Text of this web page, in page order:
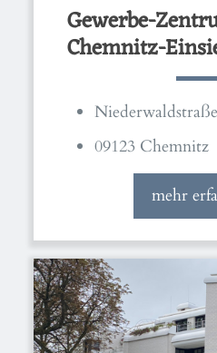
Gewerbe-
Chemnitz-
09123 Chemnitz
mehr